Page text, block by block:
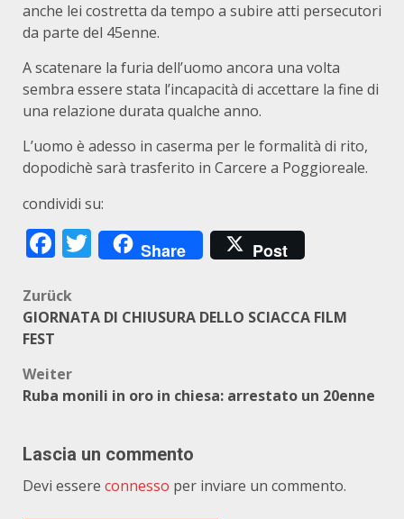
anche lei costretta da tempo a subire atti persecutori
da parte del 45enne.
A scatenare la furia dell’uomo ancora una volta
sembra essere stata l’incapacità di accettare la fine di
una relazione durata qualche anno.
L’uomo è adesso in caserma per le formalità di rito,
dopodichè sarà trasferito in Carcere a Poggioreale.
condividi su:
Facebook
Twitter
Share Post
Beitragsnavigation
Zurück
GIORNATA DI CHIUSURA DELLO SCIACCA FILM
FEST
Weiter
Ruba monili in oro in chiesa: arrestato un 20enne
Lascia un commento
Devi essere connesso per inviare un commento.